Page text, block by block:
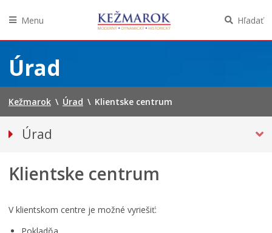
obsah
Menu Hľadať
Úrad
Kežmarok \ Úrad \ Klientske centrum
Úrad
Prednosta
Sekcie úradu
Životné situácie
Klientske centrum
V klientskom centre je možné vyriešiť: